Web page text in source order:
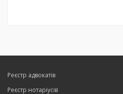
Реєстр адвокатів
Реєстр нотаріусів